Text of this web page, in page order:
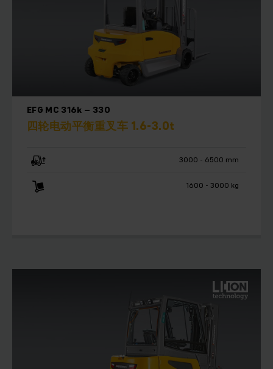
EFG MC 316k – 330
四轮电动平衡重叉车 1.6-3.0t
3000 - 6500 mm
1600 - 3000 kg